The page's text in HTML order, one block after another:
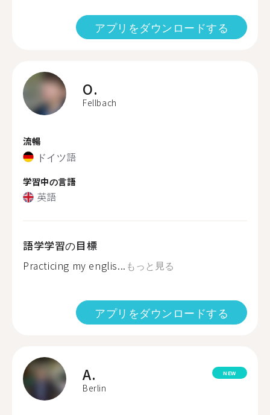
アプリをダウンロードする
O.
Fellbach
流暢
ドイツ語
学習中の言語
英語
語学学習の目標
Practicing my englis... もっと見る
アプリをダウンロードする
A.
Berlin
NEW